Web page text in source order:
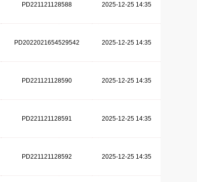
PD221121128588 2025-12-25 14:35
PD2022021654529542 2025-12-25 14:35
PD221121128590 2025-12-25 14:35
PD221121128591 2025-12-25 14:35
PD221121128592 2025-12-25 14:35